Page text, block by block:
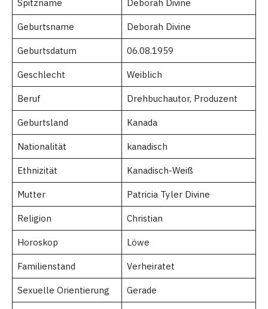
Spitzname Deborah Divine
Geburtsname Deborah Divine
Geburtsdatum 06.08.1959
Geschlecht Weiblich
Beruf Drehbuchautor, Produzent
Geburtsland Kanada
Nationalität kanadisch
Ethnizität Kanadisch-Weiß
Mutter Patricia Tyler Divine
Religion Christian
Horoskop Löwe
Familienstand Verheiratet
Sexuelle Orientierung Gerade